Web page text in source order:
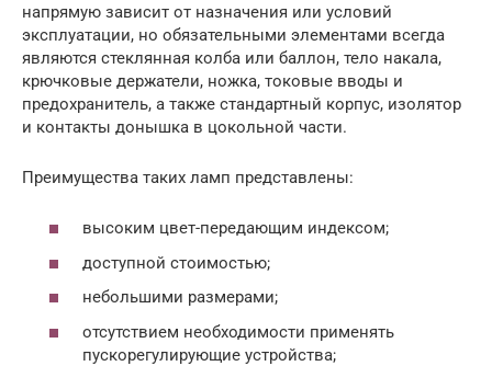
напрямую зависит от назначения или условий
эксплуатации, но обязательными элементами всегда
являются стеклянная колба или баллон, тело накала,
крючковые держатели, ножка, токовые вводы и
предохранитель, а также стандартный корпус, изолятор
и контакты донышка в цокольной части.
Преимущества таких ламп представлены:
высоким цвет-передающим индексом;
доступной стоимостью;
небольшими размерами;
отсутствием необходимости применять
пускорегулирующие устройства;